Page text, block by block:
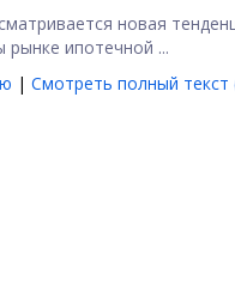
новая
рынке ипотечной ...
| Смотреть полный текст